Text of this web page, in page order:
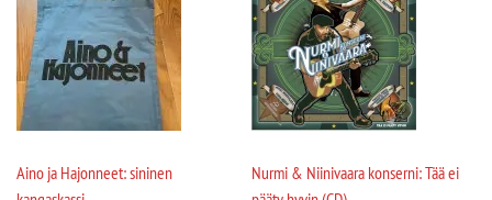
Aino ja Hajonneet: sininen
Nurmi & Niinivaara konserni: Tää ei